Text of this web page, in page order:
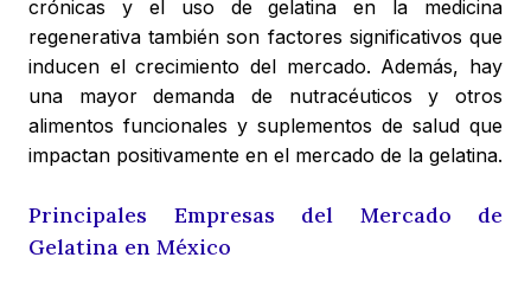
crónicas y el uso de gelatina en la medicina
regenerativa también son factores significativos que
inducen el crecimiento del mercado. Además, hay
una mayor demanda de nutracéuticos y otros
alimentos funcionales y suplementos de salud que
impactan positivamente en el mercado de la gelatina.
Principales Empresas del Mercado de
Gelatina en México